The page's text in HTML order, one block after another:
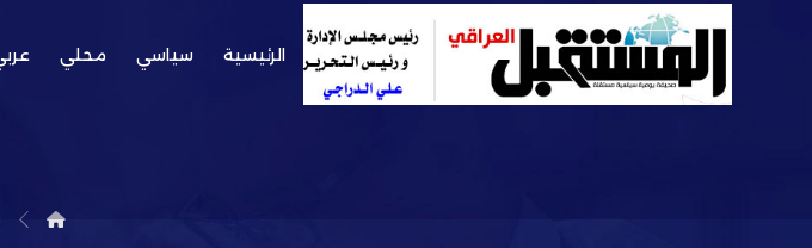
الرئيسية سياسي محلي